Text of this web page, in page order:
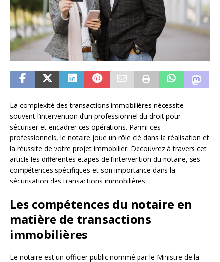
La complexité des transactions immobilières nécessite
souvent l’intervention d’un professionnel du droit pour
sécuriser et encadrer ces opérations. Parmi ces
professionnels, le notaire joue un rôle clé dans la réalisation et
la réussite de votre projet immobilier. Découvrez à travers cet
article les différentes étapes de l’intervention du notaire, ses
compétences spécifiques et son importance dans la
sécurisation des transactions immobilières.
Les compétences du notaire en
matière de transactions
immobilières
Le notaire est un officier public nommé par le Ministre de la